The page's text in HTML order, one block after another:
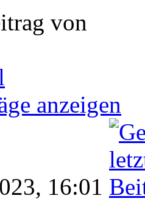
von
anzeigen
16:01